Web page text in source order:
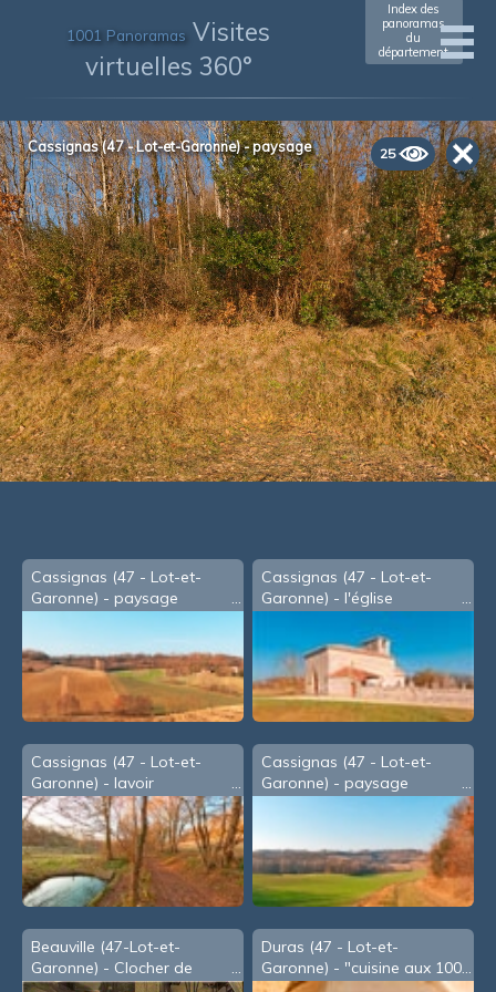
1001 Panoramas Visites
virtuelles 360°
Index des
panoramas
du
département
25
Cassignas (47 - Lot-et-Garonne) - paysage
Cassignas (47 - Lot-et-
Garonne) - paysage
Cassignas (47 - Lot-et-
Garonne) - l'église
Cassignas (47 - Lot-et-
Garonne) - lavoir
Cassignas (47 - Lot-et-
Garonne) - paysage
Beauville (47-Lot-et-
Garonne) - Clocher de
Duras (47 - Lot-et-
Garonne) - "cuisine aux 100